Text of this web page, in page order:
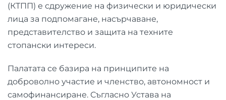
(КТПП) е сдружение на физически и юридически
лица за подпомагане, насърчаване,
представителство и защита на техните
стопански интереси.
Палатата се базира на принципите на
доброволно участие и членство, автономност и
самофинансиране. Съгласно Устава на